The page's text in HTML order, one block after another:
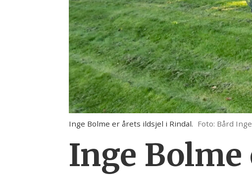
Inge Bolme er årets ildsjel i Rindal. Foto: Bård
Inge